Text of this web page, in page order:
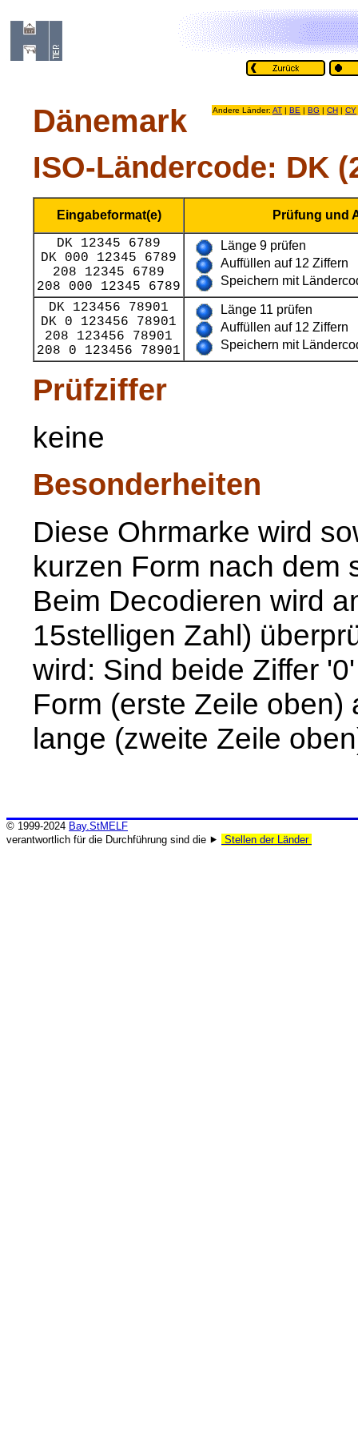
Andere Länder: AT | BE | BG | CH | CY
Dänemark
ISO-Ländercode: DK
Eingabeformat(e) Prüfung und
DK 12345 6789
DK 000 12345 6789
208 12345 6789
208 000 12345 6789
Länge 9 prüfen
Auffüllen auf 12 Ziffern
Speichern mit
DK 123456 78901
DK 0 123456 78901
208 123456 78901
208 0 123456 78901
Länge 11 prüfen
Auffüllen auf 12 Ziffern
Speichern mit
Prüfziffer
keine
Besonderheiten
Diese Ohrmarke wird
kurzen Form nach dem
Beim Decodieren wird
15stelligen Zahl)
wird: Sind beide Ziffer
Form (erste Zeile
lange (zweite Zeile
© 1999-2024 Bay.StMELF
verantwortlich für die Durchführung sind die ⯈
Stellen der Länder